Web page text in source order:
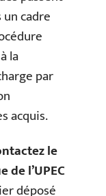
cadre
la
par
acquis.
le
l’UPEC
déposé